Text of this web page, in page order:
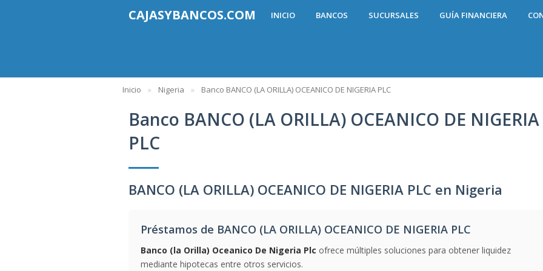
CAJASYBANCOS.COM INICIO BANCOS SUCURSALES GUÍA FINANCIERA
Inicio Nigeria Banco BANCO (LA ORILLA) OCEANICO DE NIGERIA PLC
Banco BANCO (LA ORILLA) OCEANICO DE NIGERIA
PLC
BANCO (LA ORILLA) OCEANICO DE NIGERIA PLC en Nigeria
Préstamos de BANCO (LA ORILLA) OCEANICO DE NIGERIA PLC
Banco (la Orilla) Oceanico De Nigeria Plc ofrece múltiples soluciones para obtener liquidez
mediante hipotecas entre otros servicios.